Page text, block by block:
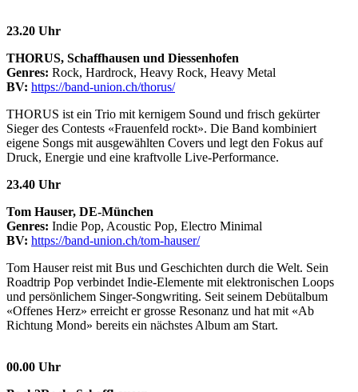
23.20 Uhr
THORUS, Schaffhausen und Diessenhofen
Genres: Rock, Hardrock, Heavy Rock, Heavy Metal
BV: https://band-union.ch/thorus/
THORUS ist ein Trio mit kernigem Sound und frisch gekürter
Sieger des Contests «Frauenfeld rockt». Die Band kombiniert
eigene Songs mit ausgewählten Covers und legt den Fokus auf
Druck, Energie und eine kraftvolle Live-Performance.
23.40 Uhr
Tom Hauser, DE-München
Genres: Indie Pop, Acoustic Pop, Electro Minimal
BV: https://band-union.ch/tom-hauser/
Tom Hauser reist mit Bus und Geschichten durch die Welt. Sein
Roadtrip Pop verbindet Indie-Elemente mit elektronischen Loops
und persönlichem Singer-Songwriting. Seit seinem Debütalbum
«Offenes Herz» erreicht er grosse Resonanz und hat mit «Ab
Richtung Mond» bereits ein nächstes Album am Start.
00.00 Uhr